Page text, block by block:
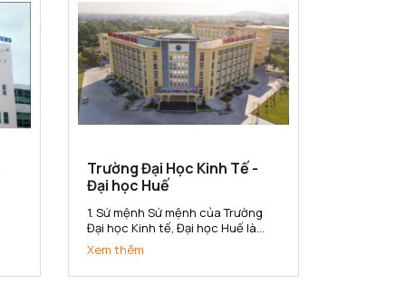
Trường Đại Học Kinh Tế -
Đại học Huế
1. Sứ mệnh Sứ mệnh của Trường
Đại học Kinh tế, Đại học Huế là
đào tạo nguồn nhân lực chất
lượng, trình độ cao; thực hiện
nghiên cứu khoa học, chuyển
Xem thêm